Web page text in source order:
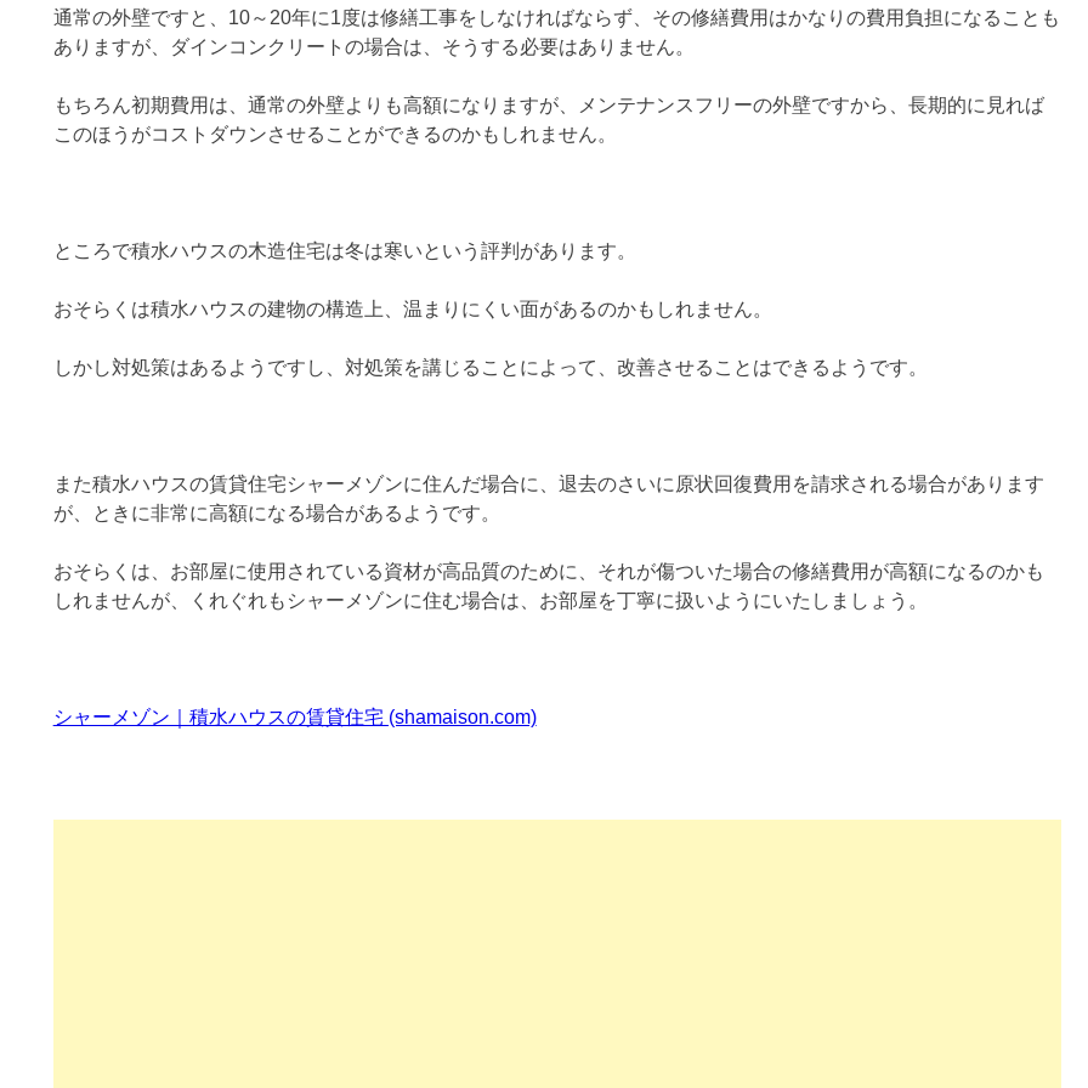
通常の外壁ですと、10～20年に1度は修繕工事をしなければならず、その修繕費用はかなりの費用負担になることも
ありますが、ダインコンクリートの場合は、そうする必要はありません。
もちろん初期費用は、通常の外壁よりも高額になりますが、メンテナンスフリーの外壁ですから、長期的に見れば
このほうがコストダウンさせることができるのかもしれません。
ところで積水ハウスの木造住宅は冬は寒いという評判があります。
おそらくは積水ハウスの建物の構造上、温まりにくい面があるのかもしれません。
しかし対処策はあるようですし、対処策を講じることによって、改善させることはできるようです。
また積水ハウスの賃貸住宅シャーメゾンに住んだ場合に、退去のさいに原状回復費用を請求される場合があります
が、ときに非常に高額になる場合があるようです。
おそらくは、お部屋に使用されている資材が高品質のために、それが傷ついた場合の修繕費用が高額になるのかも
しれませんが、くれぐれもシャーメゾンに住む場合は、お部屋を丁寧に扱いようにいたしましょう。
シャーメゾン｜積水ハウスの賃貸住宅 (shamaison.com)